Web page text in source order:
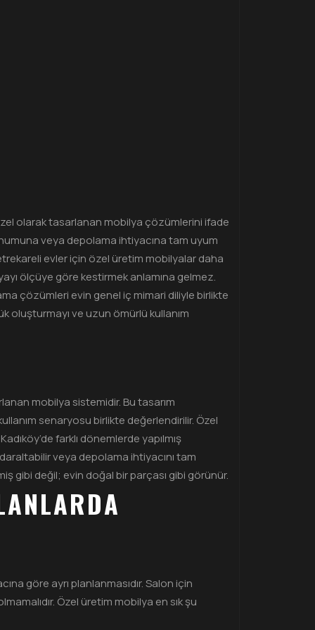
olarak tasarlanan mobilya çözümlerini ifade
veya depolama ihtiyacına tam uyum
evler için özel üretim mobilyalar daha
ölçüye göre kestirmek anlamına gelmez.
çözümleri evin genel iç mimari diliyle birlikte
oluşturmayı ve uzun ömürlü kullanım
mobilya sistemidir. Bu tasarım
senaryosu birlikte değerlendirilir. Özel
farklı dönemlerde yapılmış
veya depolama ihtiyacını tam
gibi değil; evin doğal bir parçası gibi görünür.
göre ayrı planlanmasıdır. Salon için
Özel üretim mobilya en sık şu